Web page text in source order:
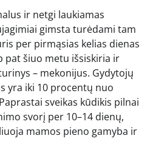
ir netgi laukiamas
gimsta turėdami tam
per pirmąsias kelias dienas
pat šiuo metu išsiskiria ir
– mekonijus. Gydytojų
yra iki 10 procentų nuo
sveikas kūdikis pilnai
svorį per 10–14 dienų,
mamos pieno gamyba ir